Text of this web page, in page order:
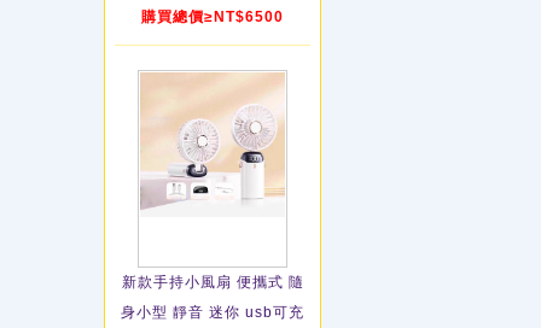
購買總價≥NT$6500
新款手持小風扇 便攜式 隨
身小型 靜音 迷你 usb可充